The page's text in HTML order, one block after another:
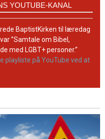
YOUTUBE-KANAL
BaptistKirken til læredag
”Samtale om Bibel,
med LGBT+ personer.”
playliste på YouTube ved at